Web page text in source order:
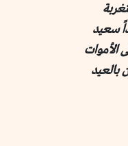
سعيد
الأموات
بالعيد